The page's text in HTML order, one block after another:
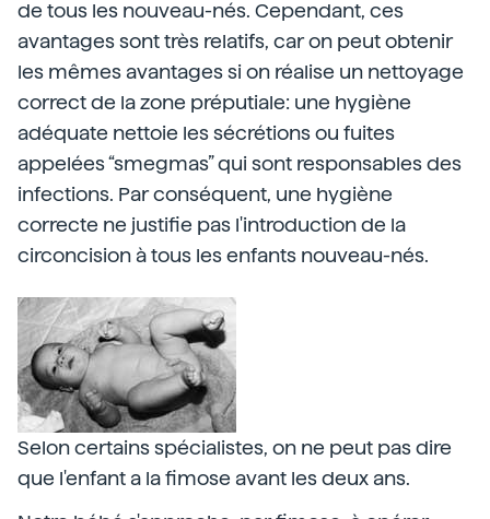
de tous les nouveau-nés. Cependant, ces
avantages sont très relatifs, car on peut obtenir
les mêmes avantages si on réalise un nettoyage
correct de la zone préputiale: une hygiène
adéquate nettoie les sécrétions ou fuites
appelées “smegmas” qui sont responsables des
infections. Par conséquent, une hygiène
correcte ne justifie pas l'introduction de la
circoncision à tous les enfants nouveau-nés.
Selon certains spécialistes, on ne peut pas dire
que l'enfant a la fimose avant les deux ans.